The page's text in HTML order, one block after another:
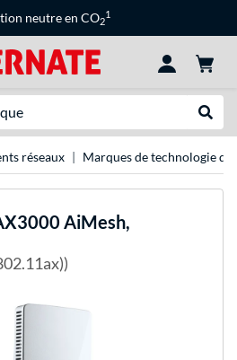
neutre en CO2
1
réseaux Marques de technologie de
AiMesh,